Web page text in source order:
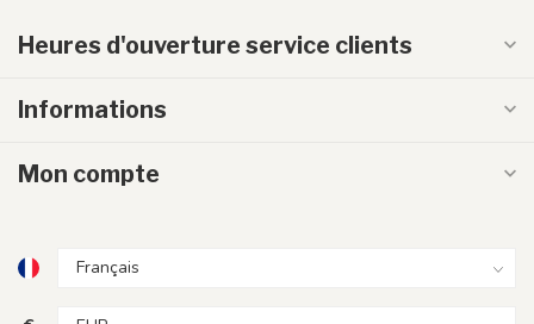
Heures d'ouverture service clients
Informations
Mon compte